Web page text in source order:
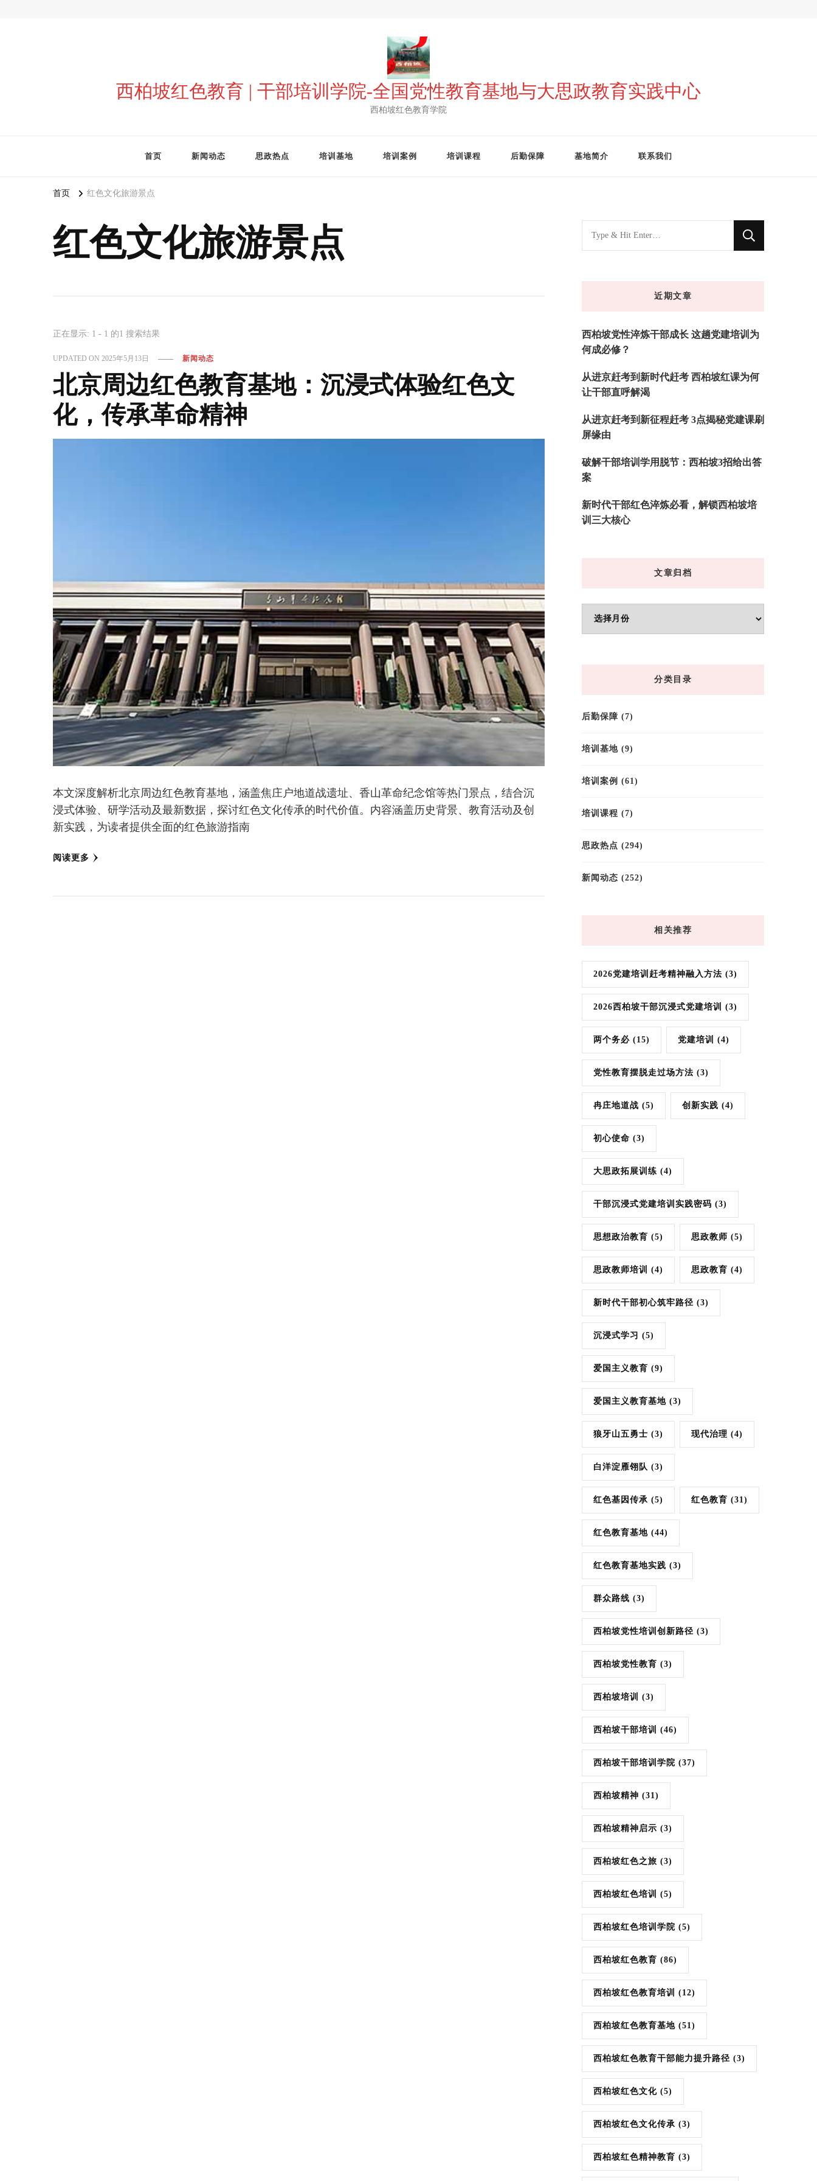
西柏坡红色教育 | 干部培训学院-全国党性教育基地与大思政教育实践中心
西柏坡红色教育学院
首页 新闻动态 思政热点 培训基地 培训案例 培训课程 后勤保障 基地简介 联系我们
首页 红色文化旅游景点
红色文化旅游景点
正在显示: 1 - 1 的1 搜索结果
UPDATED ON2025年5月13日 新闻动态
北京周边红色教育基地：沉浸式体验红色文
化，传承革命精神
本文深度解析北京周边红色教育基地，涵盖焦庄户地道战遗址、香山革命纪念馆等热门景点，结合沉
浸式体验、研学活动及最新数据，探讨红色文化传承的时代价值。内容涵盖历史背景、教育活动及创
新实践，为读者提供全面的红色旅游指南
阅读更多
找
什
近期文章
西柏坡党性淬炼干部成长 这趟党建培训为
何成必修？
从进京赶考到新时代赶考 西柏坡红课为何
让干部直呼解渴
从进京赶考到新征程赶考 3点揭秘党建课刷
屏缘由
破解干部培训学用脱节：西柏坡3招给出答
案
新时代干部红色淬炼必看，解锁西柏坡培
训三大核心
文章归档
章
分类目录
后勤保障 (7)
培训基地 (9)
培训案例 (61)
培训课程 (7)
思政热点 (294)
新闻动态 (252)
相关推荐
2026党建培训赶考精神融入方法 (3)
2026西柏坡干部沉浸式党建培训 (3)
两个务必 (15) 党建培训 (4)
党性教育摆脱走过场方法 (3)
冉庄地道战 (5) 创新实践 (4)
初心使命 (3)
大思政拓展训练 (4)
干部沉浸式党建培训实践密码 (3)
思想政治教育 (5) 思政教师 (5)
思政教师培训 (4) 思政教育 (4)
新时代干部初心筑牢路径 (3)
沉浸式学习 (5)
爱国主义教育 (9)
爱国主义教育基地 (3)
狼牙山五勇士 (3) 现代治理 (4)
白洋淀雁翎队 (3)
红色基因传承 (5) 红色教育 (31)
红色教育基地 (44)
红色教育基地实践 (3)
群众路线 (3)
西柏坡党性培训创新路径 (3)
西柏坡党性教育 (3)
西柏坡培训 (3)
西柏坡干部培训 (46)
西柏坡干部培训学院 (37)
西柏坡精神 (31)
西柏坡精神启示 (3)
西柏坡红色之旅 (3)
西柏坡红色培训 (5)
西柏坡红色培训学院 (5)
西柏坡红色教育 (86)
西柏坡红色教育培训 (12)
西柏坡红色教育基地 (51)
西柏坡红色教育干部能力提升路径 (3)
西柏坡红色文化 (5)
西柏坡红色文化传承 (3)
西柏坡红色精神教育 (3)